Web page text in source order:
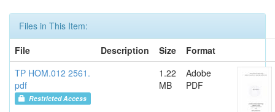
Files in This Item:
File
Description Size
Format
TP HOM.012 2561.
pdf
Restricted Access
1.22
MB
Adobe
PDF